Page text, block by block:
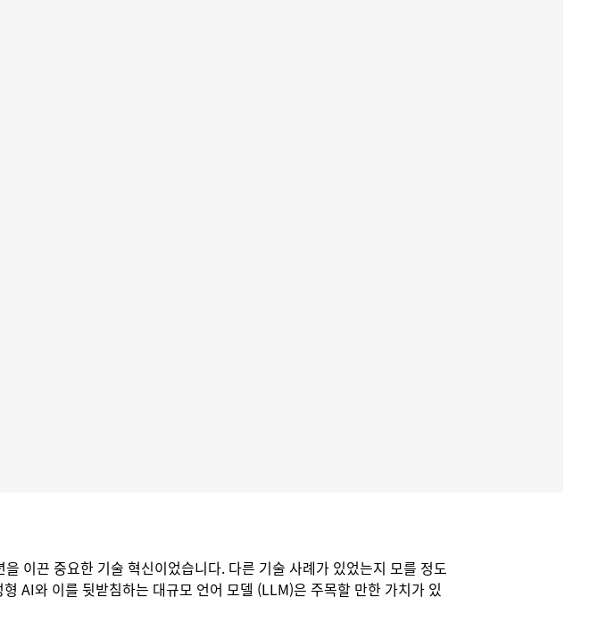
이끈 중요한 기술 혁신이었습니다. 다른 기술 사례가 있었는지 모를 정도
AI와 이를 뒷받침하는 대규모 언어 모델 (LLM)은 주목할 만한 가치가 있